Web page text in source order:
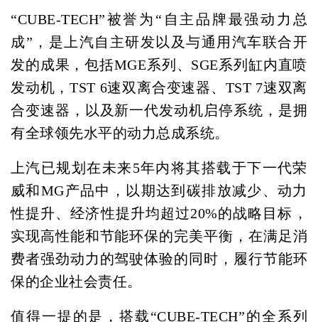
“CUBE-TECH”被誉为“自主品牌最强动力总
成”，是上汽自主研发以及与通用汽车联合开
发的成果，包括MGE系列、SGE系列缸内直喷
发动机，TST 6速双离合变速器、TST 7速双离
合变速器，以及新一代发动机启停系统，是拥
有全球领先水平的动力总成系统。
上汽已规划在未来5年内将其搭载于下一代荣
威和MG产品中，以期达到碳排放减少、动力
性提升、经济性提升均超过20%的战略目标，
实现高性能和节能环保的完美平衡，在满足消
费者强劲动力的驾驶体验的同时，履行节能环
保的企业社会责任。
值得一提的是，搭载“CUBE-TECH”的全系列